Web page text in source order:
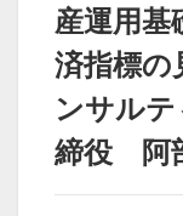
産運用基
済指標の
ンサル
締役 阿